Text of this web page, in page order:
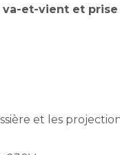
et-vient et prise
et les